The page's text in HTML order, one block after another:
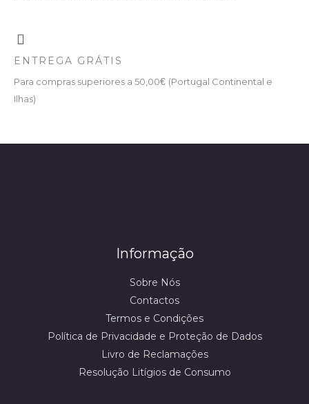
ENTREGA GRÁTIS
Para compras superiores a 50,00€ (Portugal Continental e
Ilhas)
Informação
Sobre Nós
Contactos
Termos e Condições
Política de Privacidade e Proteção de Dados
Livro de Reclamações
Resolução Litígios de Consumo